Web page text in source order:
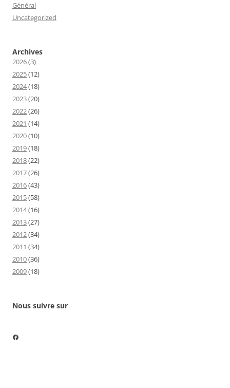
Général
Uncategorized
Archives
2026(3)
2025(12)
2024(18)
2023(20)
2022(26)
2021 (14)
2020(10)
2019(18)
2018(22)
2017(26)
2016(43)
2015(58)
2014(16)
2013(27)
2012(34)
2011 (34)
2010(36)
2009(18)
Nous suivre sur
Nous suivre sur Facebook